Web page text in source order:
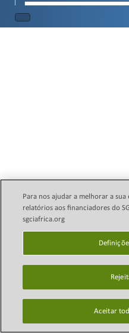
Science Granting Councils
Initiative (SGCI)
Para nos ajudar a melhorar a
relatórios aos financiadores do
sgciafrica.org
Aceitar